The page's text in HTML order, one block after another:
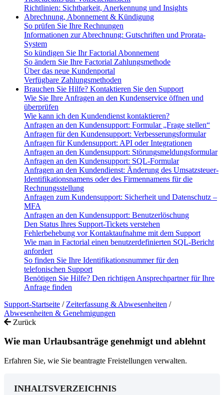
Richtlinien: Sichtbarkeit, Anerkennung und Insights
Abrechnung, Abonnement & Kündigung
So prüfen Sie Ihre Rechnungen
Informationen zur Abrechnung: Gutschriften und Prorata-
System
So kündigen Sie Ihr Factorial Abonnement
So ändern Sie Ihre Factorial Zahlungsmethode
Über das neue Kundenportal
Verfügbare Zahlungsmethoden
Brauchen Sie Hilfe? Kontaktieren Sie den Support
Wie Sie Ihre Anfragen an den Kundenservice öffnen und
überprüfen
Wie kann ich den Kundendienst kontaktieren?
Anfragen an den Kundensupport: Formular „Frage stellen“
Anfragen für den Kundensupport: Verbesserungsformular
Anfragen für Kundensupport: API oder Integrationen
Anfragen an den Kundensupport: Störungsmeldungsformular
Anfragen an den Kundensupport: SQL-Formular
Anfragen an den Kundendienst: Änderung des Umsatzsteuer-
Identifikationsnamens oder des Firmennamens für die
Rechnungsstellung
Anfragen zum Kundensupport: Sicherheit und Datenschutz –
MFA
Anfragen an den Kundensupport: Benutzerlöschung
Den Status Ihres Support-Tickets verstehen
Fehlerbehebung vor Kontaktaufnahme mit dem Support
Wie man in Factorial einen benutzerdefinierten SQL-Bericht
anfordert
So finden Sie Ihre Identifikationsnummer für den
telefonischen Support
Benötigen Sie Hilfe? Den richtigen Ansprechpartner für Ihre
Anfrage finden
Support-Startseite / Zeiterfassung & Abwesenheiten /
Abwesenheiten & Genehmigungen
Zurück
Wie man Urlaubsanträge genehmigt und ablehnt
Erfahren Sie, wie Sie beantragte Freistellungen verwalten.
INHALTSVERZEICHNIS